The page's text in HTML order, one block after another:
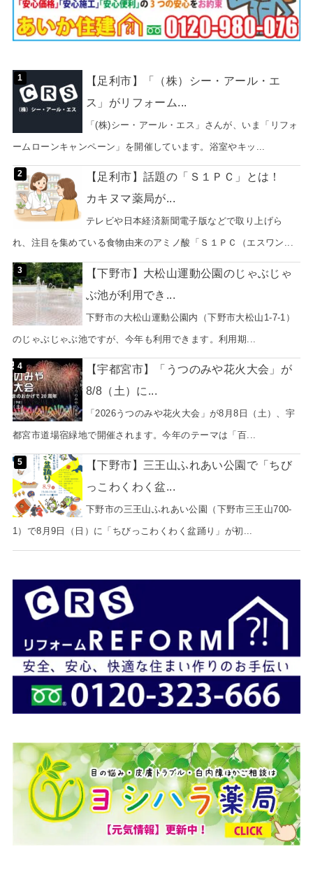
【足利市】「（株）シー・アール・エ
ス」がリフォーム...
「(株)シー・アール・エス」さんが、いま「リフォ
ームローンキャンペーン」を開催しています。浴室やキッ...
【足利市】話題の「Ｓ１ＰＣ」とは！
カキヌマ薬局が...
テレビや日本経済新聞電子版などで取り上げら
れ、注目を集めている食物由来のアミノ酸「Ｓ１ＰＣ（エスワン...
【下野市】大松山運動公園のじゃぶじゃ
ぶ池が利用でき...
下野市の大松山運動公園内（下野市大松山1-7-1）
のじゃぶじゃぶ池ですが、今年も利用できます。利用期...
【宇都宮市】「うつのみや花火大会」が
8/8（土）に...
「2026うつのみや花火大会」が8月8日（土）、宇
都宮市道場宿緑地で開催されます。今年のテーマは「百...
【下野市】三王山ふれあい公園で「ちび
っこわくわく盆...
下野市の三王山ふれあい公園（下野市三王山700-
1）で8月9日（日）に「ちびっこわくわく盆踊り」が初...